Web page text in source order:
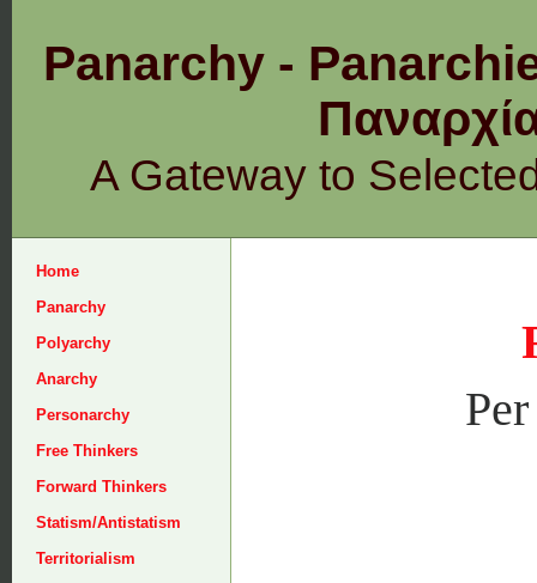
Panarchy -
A Gateway to
Home
Panarchy
Polyarchy
Anarchy
Personarchy
Free Thinkers
Forward Thinkers
Statism/Antistatism
Territorialism